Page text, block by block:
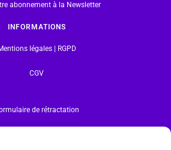
abonnement à la Newsletter
INFORMATIONS
légales | RGPD
CGV
de rétractation